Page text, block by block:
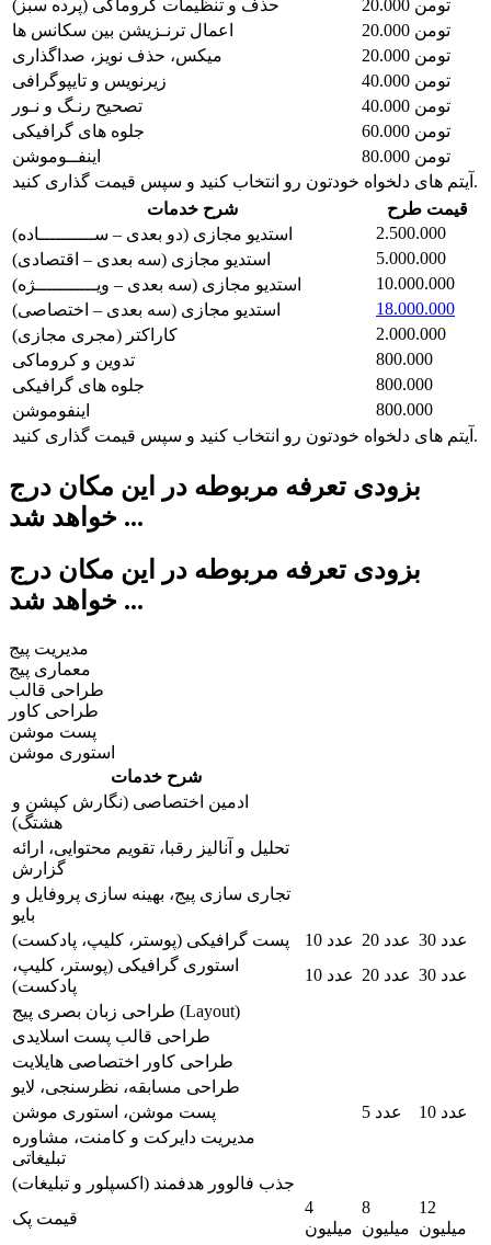
حذف و تنظیمات کروماکی (پرده سبز)
20.000 تومن
اعمال ترنـزیشن بین سکانس ها
20.000 تومن
میکس، حذف نویز، صداگذاری
20.000 تومن
زیرنویس و تایپوگرافی
40.000 تومن
تصحیح رنـگ و نـور
40.000 تومن
جلوه های گرافیکی
60.000 تومن
اینفــوموشن
80.000 تومن
آیتم های دلخواه خودتون رو انتخاب کنید و سپس قیمت گذاری کنید.
شرح خدمات
قیمت طرح
استدیو مجازی (دو بعدی – ســــــــــاده)
2.500.000
استدیو مجازی (سه بعدی – اقتصادی)
5.000.000
استدیو مجازی (سه بعدی – ویـــــــــــژه)
10.000.000
استدیو مجازی (سه بعدی – اختصاصی)
18.000.000
کاراکتر (مجری مجازی)
2.000.000
تدوین و کروماکی
800.000
جلوه های گرافیکی
800.000
اینفوموشن
800.000
آیتم های دلخواه خودتون رو انتخاب کنید و سپس قیمت گذاری کنید.
بزودی تعرفه مربوطه در این مکان درج
خواهد شد ...
بزودی تعرفه مربوطه در این مکان درج
خواهد شد ...
مدیریت پیج
معماری پیج
طراحی قالب
طراحی کاور
پست موشن
استوری موشن
شرح خدمات
ادمین اختصاصی (نگارش کپشن و
هشتگ)
تحلیل و آنالیز رقبا، تقویم محتوایی، ارائه
گزارش
تجاری سازی پیج، بهینه سازی پروفایل و
بایو
پست گرافیکی (پوستر، کلیپ، پادکست)
10 عدد 20 عدد
30 عدد
استوری گرافیکی (پوستر، کلیپ،
پادکست)
10 عدد 20 عدد
30 عدد
طراحی زبان بصری پیج (Layout)
طراحی قالب پست اسلایدی
طراحی کاور اختصاصی هایلایت
طراحی مسابقه، نظرسنجی، لایو
پست موشن، استوری موشن
5 عدد
10 عدد
مدیریت دایرکت و کامنت، مشاوره
تبلیغاتی
جذب فالوور هدفمند (اکسپلور و تبلیغات)
قیمت پک
4
میلیون
8
میلیون
12
میلیون